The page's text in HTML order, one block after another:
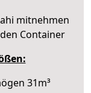
mitnehmen
Container
31m³